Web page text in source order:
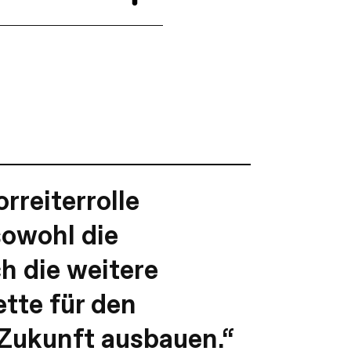
die
die weitere
für den
ausbauen.“